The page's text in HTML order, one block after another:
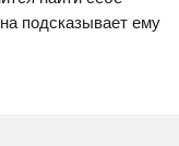
подсказывает ему